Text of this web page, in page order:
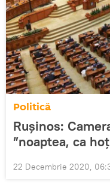
Politică
Rușinos:
”noaptea, ca
22 Decembrie 2020,